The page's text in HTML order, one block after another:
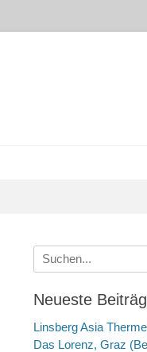
Suche
nach:
Neueste
Linsberg Asia
Das Lorenz, Graz